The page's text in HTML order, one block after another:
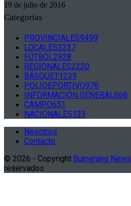
19 de julio de 2016
Categorías
PROVINCIALES9499
LOCALES3237
FÚTBOL2928
REGIONALES2220
BÁSQUET1239
POLIDEPORTIVO976
INFORMACIÓN GENERAL668
CAMPO651
NACIONALES133
Nosotros
Contacto
© 2026 - Copyright Bumerang News
reservados